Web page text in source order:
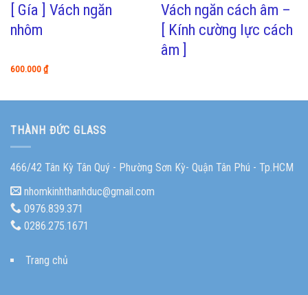
[ Gía ] Vách ngăn
nhôm
600.000₫
Vách ngăn cách âm –
[ Kính cường lực cách
âm ]
THÀNH ĐỨC GLASS
466/42 Tân Kỳ Tân Quý - Phường Sơn Kỳ- Quận Tân Phú - Tp.HCM
nhomkinhthanhduc@gmail.com
0976.839.371
0286.275.1671
Trang chủ